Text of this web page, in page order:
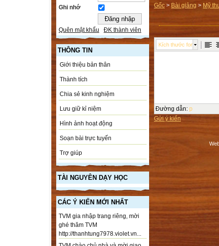
Ghi nhớ
Quên mật khẩu ĐK thành viên
THÔNG TIN
Giới thiệu bản thân
Thành tích
Chia sẻ kinh nghiệm
Lưu giữ kỉ niệm
Hình ảnh hoạt động
Soạn bài trực tuyến
Trợ giúp
TÀI NGUYÊN DẠY HỌC
CÁC Ý KIẾN MỚI NHẤT
TVM gia nhập trang riêng, mời
ghé thăm TVM
http://thanhtung7978.violet.vn...
Gốc > Bài giảng > Mỹ
Kích thước font
Đường dẫn: p
Gửi ý kiến